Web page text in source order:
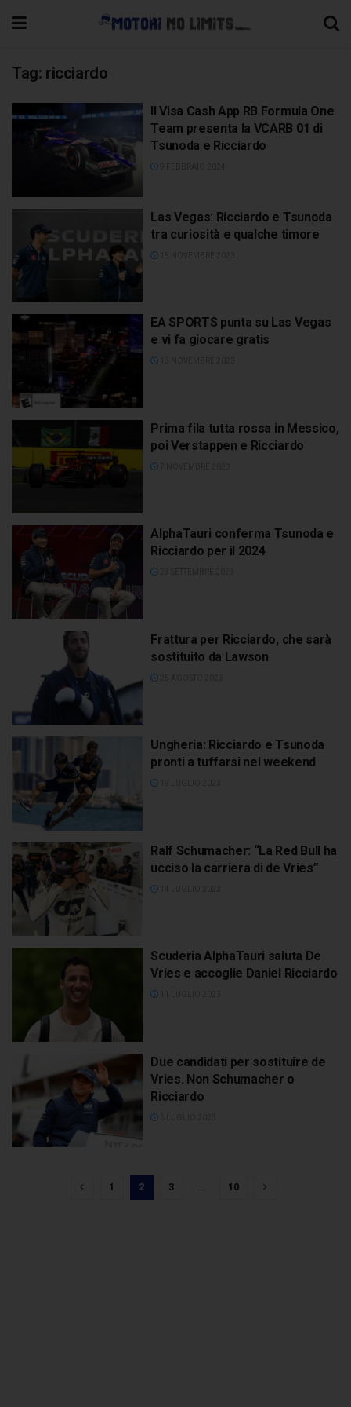
Tag: ricciardo
Il Visa Cash App RB Formula One
Team presenta la VCARB 01 di
Tsunoda e Ricciardo
Las Vegas: Ricciardo e Tsunoda
tra curiosità e qualche timore
EA SPORTS punta su Las Vegas
e vi fa giocare gratis
Prima fila tutta rossa in Messico,
poi Verstappen e Ricciardo
AlphaTauri conferma Tsunoda e
Ricciardo per il 2024
Frattura per Ricciardo, che sarà
sostituito da Lawson
Ungheria: Ricciardo e Tsunoda
pronti a tuffarsi nel weekend
Ralf Schumacher: “La Red Bull ha
ucciso la carriera di de Vries”
Scuderia AlphaTauri saluta De
Vries e accoglie Daniel Ricciardo
Due candidati per sostituire de
Vries. Non Schumacher o
Ricciardo
1 2 3 … 10